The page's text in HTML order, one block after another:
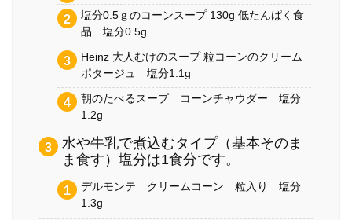
塩分0.5ｇのコーンスープ 130g 低たんぱく食
品 塩分0.5g
Heinz 大人むけのスープ 粒コーンのクリーム
ポタージュ 塩分1.1g
朝のたべるスープ コーンチャウダー 塩分
1.2g
水や牛乳で煮込むタイプ（基本そのま
ま食す）塩分は1食分です。
デルモンテ クリームコーン 粒入り 塩分
1.3g